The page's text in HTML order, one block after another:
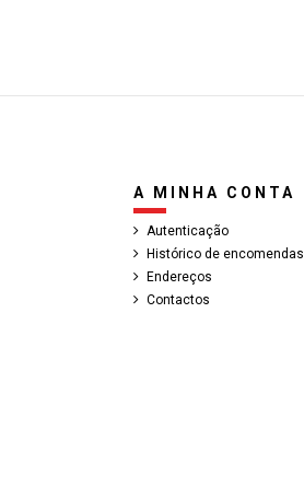
A MINHA CONTA
Autenticação
Histórico de encomendas
Endereços
Contactos